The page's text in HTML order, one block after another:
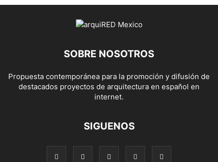
SOBRE NOSOTROS
Propuesta contemporánea para la promoción y difusión de
destacados proyectos de arquitectura en español en
internet.
SIGUENOS